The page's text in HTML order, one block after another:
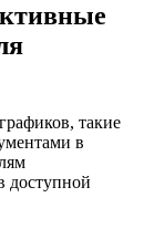
такие
в
доступной